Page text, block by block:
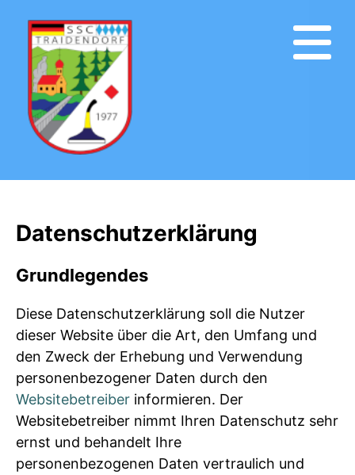
Datenschutzerklärung
Grundlegendes
Diese Datenschutzerklärung soll die Nutzer
dieser Website über die Art, den Umfang und
den Zweck der Erhebung und Verwendung
personenbezogener Daten durch den
Websitebetreiber informieren. Der
Websitebetreiber nimmt Ihren Datenschutz sehr
ernst und behandelt Ihre
personenbezogenen Daten vertraulich und